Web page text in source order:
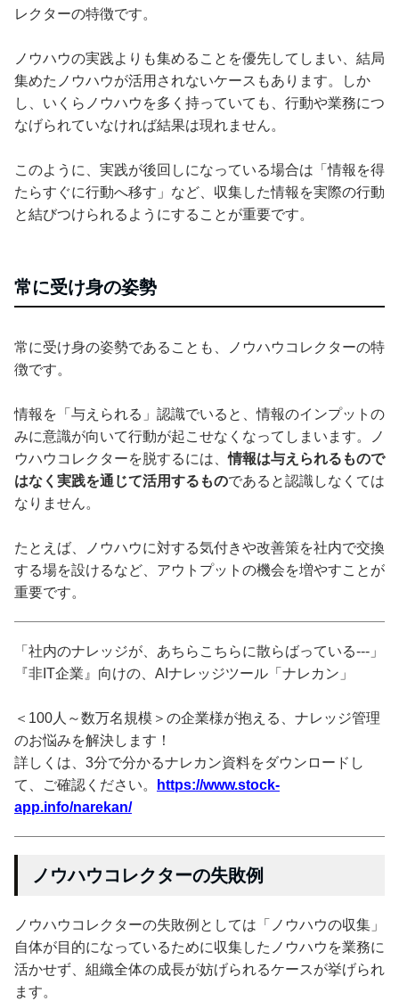
レクターの特徴です。
ノウハウの実践よりも集めることを優先してしまい、結局
集めたノウハウが活用されないケースもあります。しか
し、いくらノウハウを多く持っていても、行動や業務につ
なげられていなければ結果は現れません。
このように、実践が後回しになっている場合は「情報を得
たらすぐに行動へ移す」など、収集した情報を実際の行動
と結びつけられるようにすることが重要です。
常に受け身の姿勢
常に受け身の姿勢であることも、ノウハウコレクターの特
徴です。
情報を「与えられる」認識でいると、情報のインプットの
みに意識が向いて行動が起こせなくなってしまいます。ノ
ウハウコレクターを脱するには、情報は与えられるもので
はなく実践を通じて活用するものであると認識しなくては
なりません。
たとえば、ノウハウに対する気付きや改善策を社内で交換
する場を設けるなど、アウトプットの機会を増やすことが
重要です。
「社内のナレッジが、あちらこちらに散らばっている---」
『非IT企業』向けの、AIナレッジツール「ナレカン」
＜100人～数万名規模＞の企業様が抱える、ナレッジ管理
のお悩みを解決します！
詳しくは、3分で分かるナレカン資料をダウンロードし
て、ご確認ください。
https://www.stock-
app.info/narekan/
ノウハウコレクターの失敗例
ノウハウコレクターの失敗例としては「ノウハウの収集」
自体が目的になっているために収集したノウハウを業務に
活かせず、組織全体の成長が妨げられるケースが挙げられ
ます。